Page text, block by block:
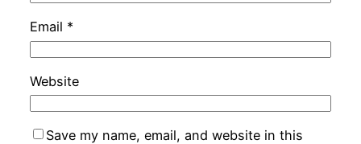
Email *
Website
Save my name, email, and website in this